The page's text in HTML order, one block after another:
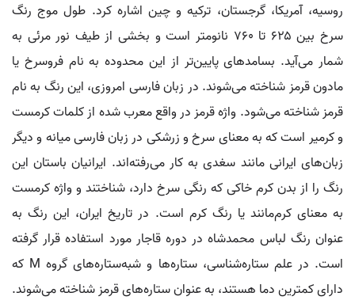
روسیه، آمریکا، گرجستان، ترکیه و چین اشاره کرد. طول موج رنگ
سرخ بین ۶۲۵ تا ۷۶۰ نانومتر است و بخشی از طیف نور مرئی به
شمار می‌آید. بسامدهای پایین‌تر از این محدوده به نام فروسرخ یا
مادون قرمز شناخته می‌شوند. در زبان فارسی امروزی، این رنگ به نام
قرمز شناخته می‌شود. واژه قرمز در واقع معرب شده از کلمات کرمست
و کرمیر است که به معنای سرخ و زرشکی در زبان فارسی میانه و دیگر
زبان‌های ایرانی مانند سغدی به کار می‌رفته‌اند. ایرانیان باستان این
رنگ را از بدن کرم خاکی که رنگی سرخ دارد، شناختند و واژه کرمست
به معنای کرم‌مانند یا رنگ کرم است. در تاریخ ایران، این رنگ به
عنوان رنگ لباس محمدشاه در دوره قاجار مورد استفاده قرار گرفته
است. در علم ستاره‌شناسی، ستاره‌ها و شبه‌ستاره‌های گروه M که
دارای کمترین دما هستند، به عنوان ستاره‌های قرمز شناخته می‌شوند.